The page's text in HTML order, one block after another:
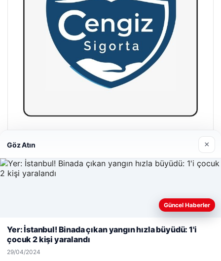
26/05/2026
© 2026 Cadde – Güncel Haberler
Web sitemizi nasıl kullandığınızı daha iyi anlayabilmek,
kullanıyoruz.Çerez Politikamız
Göz Atın ×
Güncel Haberler
Yer: İstanbul! Binada çıkan yangın hızla büyüdü: 1'i
çocuk 2 kişi yaralandı
29/04/2024
malta dil okulları